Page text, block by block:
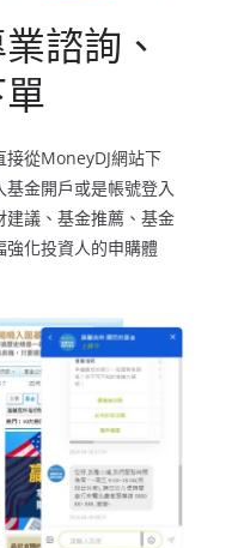
諮詢、
從MoneyDJ網站下
金開戶或是帳號登入
建議、基金推薦、基金
強化投資人的申購體